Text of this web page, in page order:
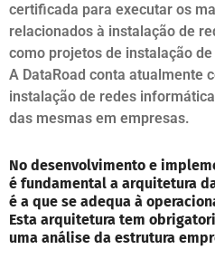
certificada para executar os
relacionados à instalação de
como projetos de instalação
A DataRoad conta atualmente
instalação de redes
das mesmas em empresas.
No desenvolvimento e
é fundamental a arquitetura
é a que se adequa à
Esta arquitetura tem
uma análise da estrutura